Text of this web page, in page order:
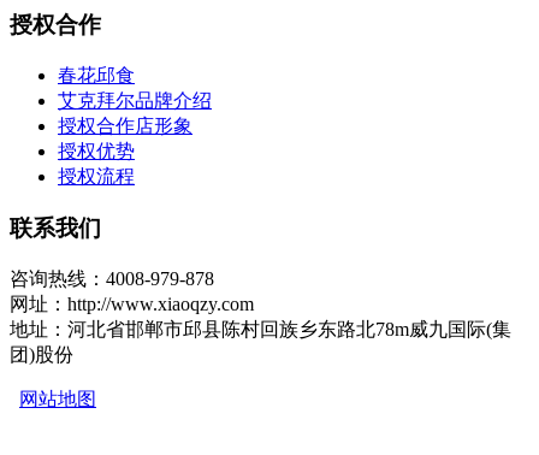
授权合作
春花邱食
艾克拜尔品牌介绍
授权合作店形象
授权优势
授权流程
联系我们
咨询热线：4008-979-878
网址：http://www.xiaoqzy.com
地址：河北省邯郸市邱县陈村回族乡东路北78m威九国际(集
团)股份
网站地图